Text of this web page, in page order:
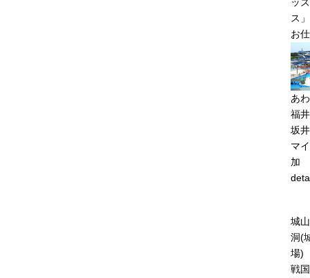
ス
お
あ
福
坂
マ
加
城
洞(
場)
戦